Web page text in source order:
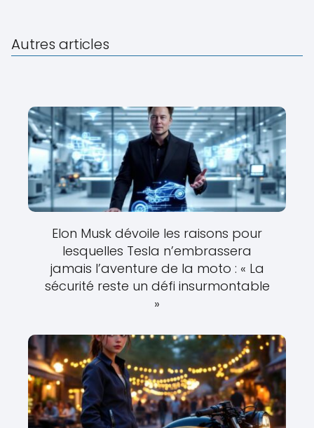
Autres articles
Elon Musk dévoile les raisons pour
lesquelles Tesla n’embrassera
jamais l’aventure de la moto : « La
sécurité reste un défi insurmontable
»